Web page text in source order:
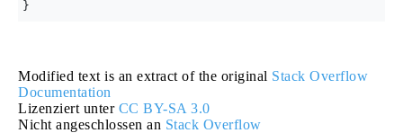
Modified text is an extract of the original Stack Overflow
Documentation
Lizenziert unter CC BY-SA 3.0
Nicht angeschlossen an Stack Overflow